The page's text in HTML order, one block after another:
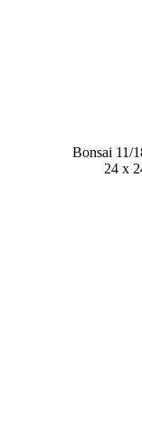
Bonsai 11/
24 x